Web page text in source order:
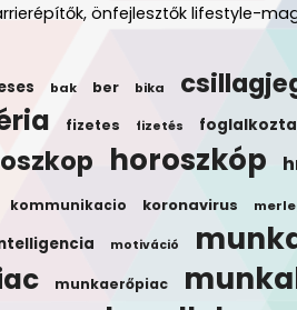
önfejlesztők lifestyle-
bak ber bika
fizetes fizetés
horoszkóp
kommunikacio koronavirus
motiváció
munkaerőpiac